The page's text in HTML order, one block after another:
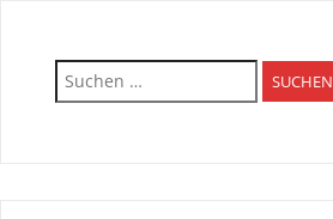
Suchen
nach: